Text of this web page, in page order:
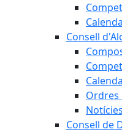
Consell
Ordres
Consell de